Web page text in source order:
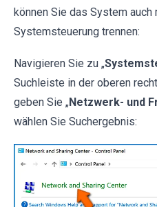
können Sie das System auch
Systemsteuerung trennen:
Navigieren Sie zu „
Suchleiste in der oberen
geben Sie „Netzwerk- und
wählen Sie Suchergebnis: